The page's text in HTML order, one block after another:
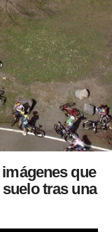
que
tras una